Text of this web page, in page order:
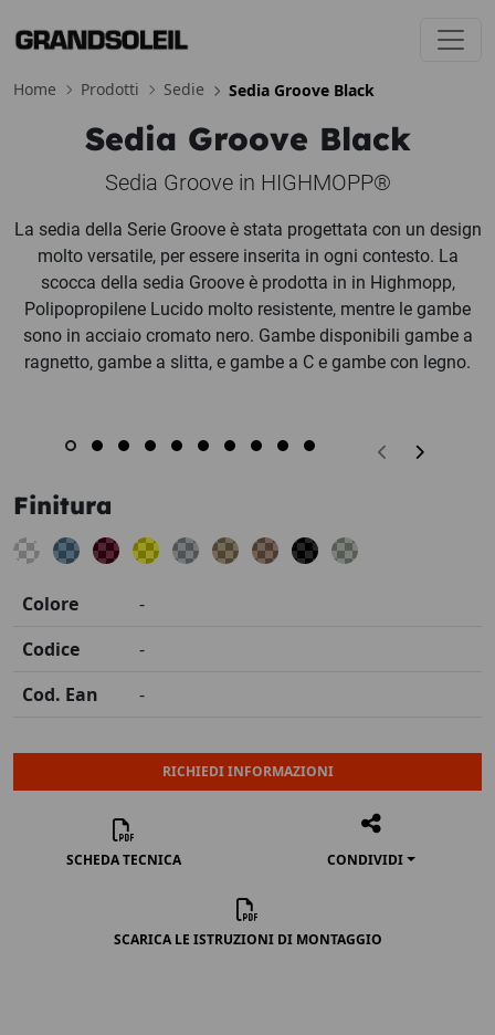
Home Prodotti Sedie Sedia Groove Black
Sedia Groove Black
Sedia Groove in HIGHMOPP®
La sedia della Serie Groove è stata progettata con un design
molto versatile, per essere inserita in ogni contesto. La
scocca della sedia Groove è prodotta in in Highmopp,
Polipopropilene Lucido molto resistente, mentre le gambe
sono in acciaio cromato nero. Gambe disponibili gambe a
ragnetto, gambe a slitta, e gambe a C e gambe con legno.
Finitura
Colore
-
Codice
-
Cod. Ean
-
RICHIEDI INFORMAZIONI
SCHEDA TECNICA CONDIVIDI
SCARICA LE ISTRUZIONI DI MONTAGGIO